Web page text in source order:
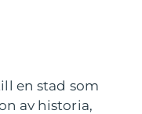
en stad som
av historia,